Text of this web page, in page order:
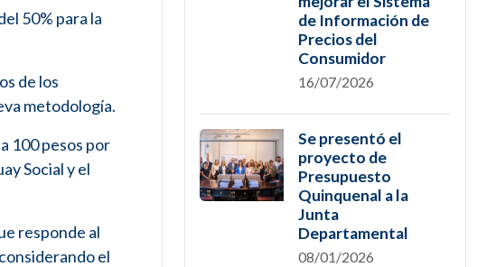
50% para la
de los
metodología.
100 pesos por
Social y el
responde al
el
de Información de
Precios del
Consumidor
16/07/2026
Se presentó el
proyecto de
Presupuesto
Quinquenal a la
Junta
Departamental
08/01/2026